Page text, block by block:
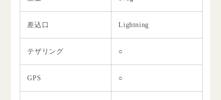
差込口 Lightning
テザリング ○
GPS ○